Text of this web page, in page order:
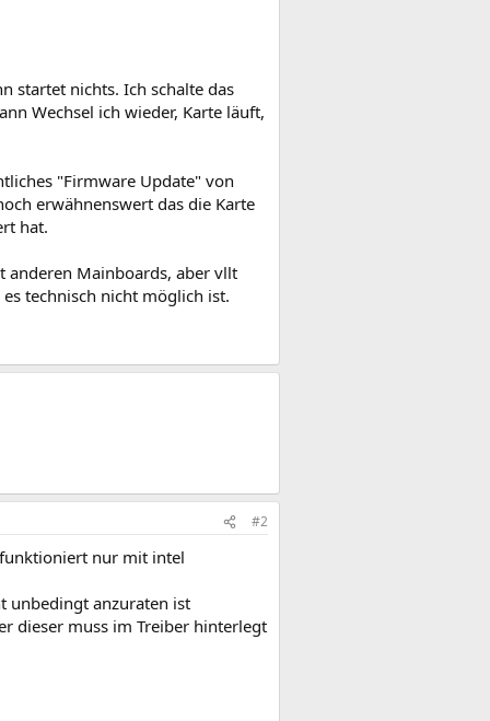
startet nichts. Ich schalte das
Wechsel ich wieder, Karte läuft,
"Firmware Update" von
erwähnenswert das die Karte
hat.
anderen Mainboards, aber vllt
technisch nicht möglich ist.
#2
funktioniert nur mit intel
unbedingt anzuraten ist
dieser muss im Treiber hinterlegt